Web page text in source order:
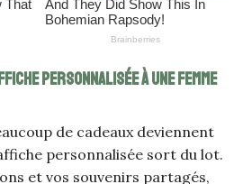
personnalisée à une femme
de cadeaux deviennent
personnalisée sort du lot.
et vos souvenirs partagés,